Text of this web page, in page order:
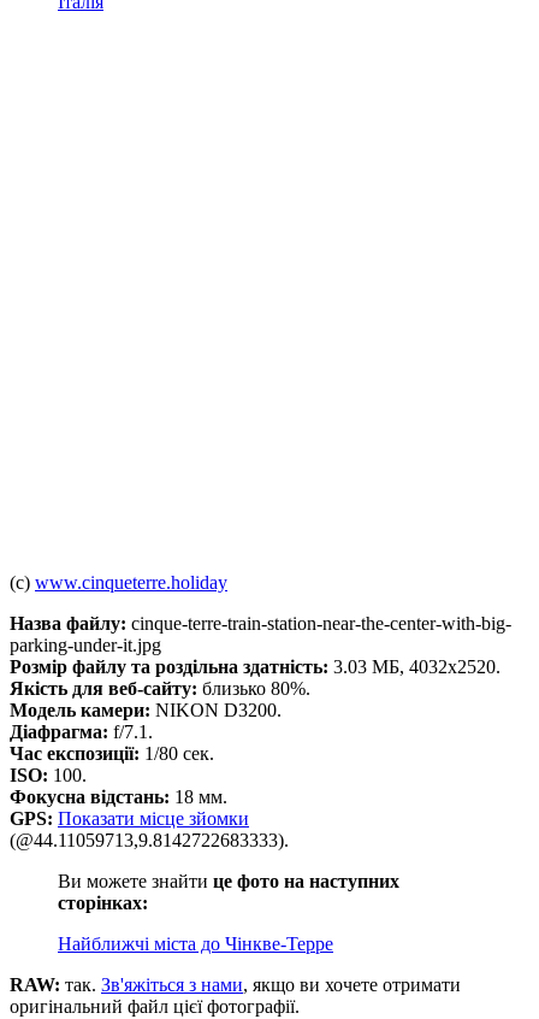
(c) www.cinqueterre.holiday
Назва файлу: cinque-terre-train-station-near-the-center-with-big-
parking-under-it.jpg
Розмір файлу та роздільна здатність: 3.03 МБ, 4032x2520.
Якість для веб-сайту: близько 80%.
Модель камери: NIKON D3200.
Діафрагма: f/7.1.
Час експозиції: 1/80 сек.
ISO: 100.
Фокусна відстань: 18 мм.
GPS: Показати місце зйомки
(@44.11059713,9.8142722683333).
Ви можете знайти це фото на наступних
сторінках:
Найближчі міста до Чінкве-Терре
RAW: так. Зв'яжіться з нами, якщо ви хочете отримати
оригінальний файл цієї фотографії.